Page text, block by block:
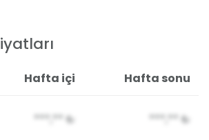
Hafta içi Hafta sonu
***,** ₺ ***,** ₺